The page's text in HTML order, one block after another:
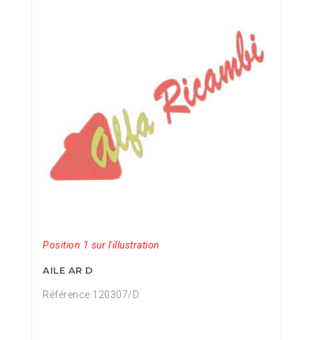
Position 1 sur l'illustration
AILE AR D
Référence 120307/D